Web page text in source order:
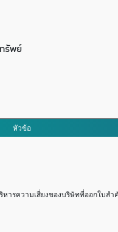
รัพย์
หัวข้อ
ความเสี่ยงของบริษัทที่ออกใบสำ